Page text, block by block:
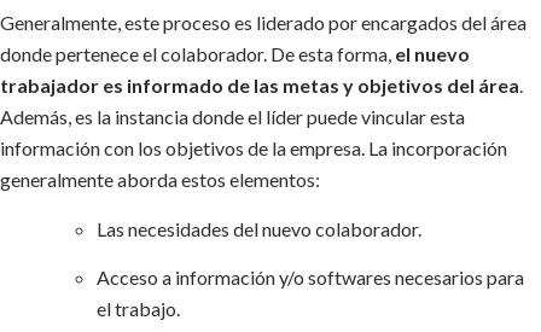
Generalmente, este proceso es liderado por encargados del área
donde pertenece el colaborador. De esta forma, el nuevo
trabajador es informado de las metas y objetivos del área.
Además, es la instancia donde el líder puede vincular esta
información con los objetivos de la empresa. La incorporación
generalmente aborda estos elementos:
Las necesidades del nuevo colaborador.
Acceso a información y/o softwares necesarios para
el trabajo.